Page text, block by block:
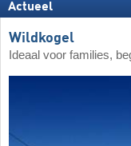
Actueel
Wildkogel
Ideaal voor families,